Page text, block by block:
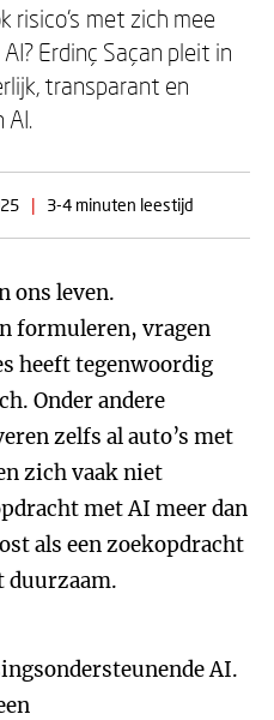
risico’s met zich mee
Erdinç Saçan pleit in
transparant en
AI.
| 3-4 minuten leestijd
ons leven.
formuleren, vragen
heeft tegenwoordig
Onder andere
zelfs al auto’s met
zich vaak niet
met AI meer dan
als een zoekopdracht
duurzaam.
AI.